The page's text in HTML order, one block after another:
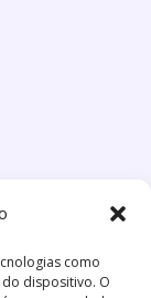
como
dispositivo. O